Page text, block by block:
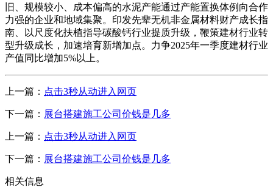
旧、规模较小、成本偏高的水泥产能通过产能置换体例向合作
力强的企业和地域集聚。印发先辈无机非金属材料财产成长指
南、以尺度化扶植指导碳酸钙行业提质升级，鞭策建材行业转
型升级成长，加速培育新增加点。力争2025年一季度建材行业
产值同比增加5%以上。
上一篇： 点击3秒从动进入网页
下一篇： 展台搭建施工公司价钱是几多
上一篇： 点击3秒从动进入网页
下一篇： 展台搭建施工公司价钱是几多
相关信息